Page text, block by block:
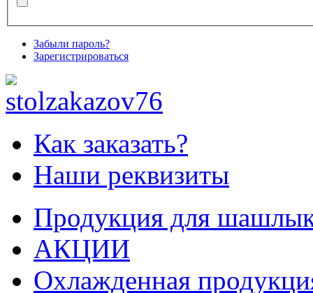
Забыли пароль?
Зарегистрироваться
Как заказать?
Наши реквизиты
Продукция для
АКЦИИ
Охлажденная